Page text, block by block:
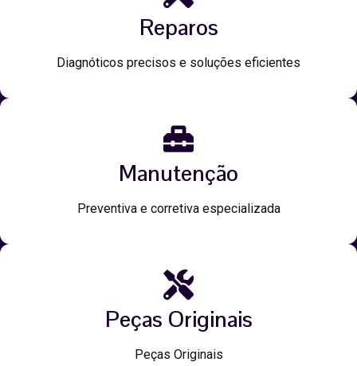
Reparos
Diagnóticos precisos e soluções eficientes
Manutenção
Preventiva e corretiva especializada
Peças Originais
Peças Originais